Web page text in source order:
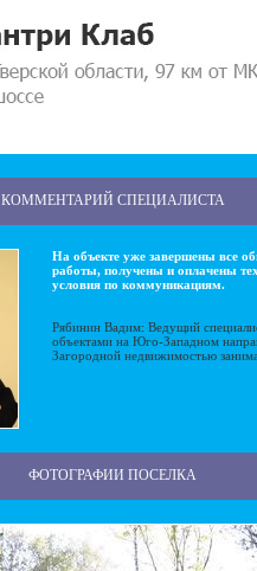
КОММЕНТАРИЙ СПЕЦИАЛИСТА
На объекте уже завершены все
работы, получены и оплачены
условия по коммуникациям.
Рябинин Вадим: Ведущий
объектами на Юго-Западном
Загородной недвижимостью
ФОТОГРАФИИ ПОСЕЛКА